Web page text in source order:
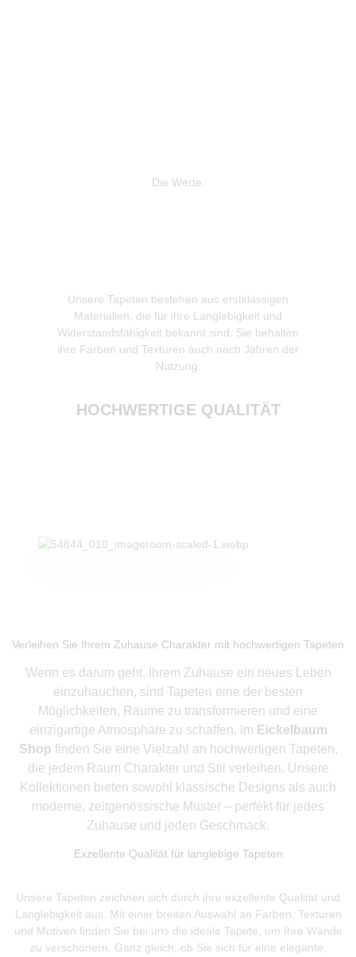
Die Werte.
Unsere Tapeten bestehen aus erstklassigen
Materialien, die für ihre Langlebigkeit und
Widerstandsfähigkeit bekannt sind. Sie behalten
ihre Farben und Texturen auch nach Jahren der
Nutzung.
HOCHWERTIGE QUALITÄT
Verleihen Sie Ihrem Zuhause Charakter mit hochwertigen Tapeten
Wenn es darum geht, Ihrem Zuhause ein neues Leben
einzuhauchen, sind Tapeten eine der besten
Möglichkeiten, Räume zu transformieren und eine
einzigartige Atmosphäre zu schaffen. Im Eickelbaum
Shop finden Sie eine Vielzahl an hochwertigen Tapeten,
die jedem Raum Charakter und Stil verleihen. Unsere
Kollektionen bieten sowohl klassische Designs als auch
moderne, zeitgenössische Muster – perfekt für jedes
Zuhause und jeden Geschmack.
Exzellente Qualität für langlebige Tapeten
Unsere Tapeten zeichnen sich durch ihre exzellente Qualität und
Langlebigkeit aus. Mit einer breiten Auswahl an Farben, Texturen
und Motiven finden Sie bei uns die ideale Tapete, um Ihre Wände
zu verschönern. Ganz gleich, ob Sie sich für eine elegante,